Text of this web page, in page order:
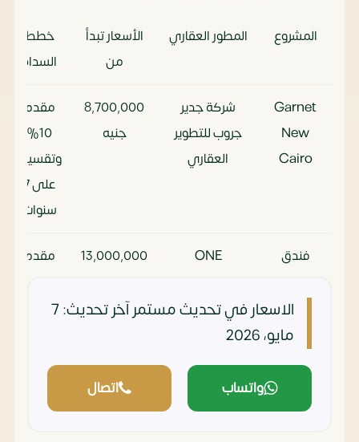
المشروع المطور العقاري
الأسعار تبدأ
من
خطط
السداد
Garnet
New
Cairo
شركة جدير
جروب للتطوير
العقاري
8٬700٬000
جنيه
مقدم
10%
وتقسيط
على 7
سنوات
فندق
(دو بوتيك
هوتيلز)
ONE
13٬000٬000
مقدم
وتقسيط
ذا أيكون
Style Home
مقدم
الاسعار في تحديث مستمر
آخر تحديث: 7
مايو، 2026
واتساب اتصال